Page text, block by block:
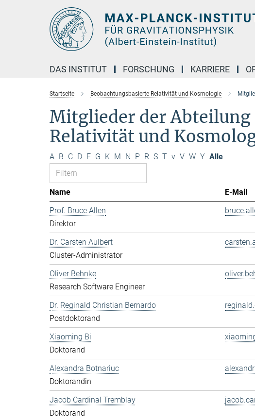
DAS INSTITUT FORSCHUNG KARRIERE
Startseite Beobachtungsbasierte Relativität und Kosmologie
Mitglieder der Abteilung
Relativität und
A B C D F G K M N P R S T v V W Y Alle
Name E-Mail
Prof. Bruce Allen
Direktor
Dr. Carsten Aulbert
Cluster-Administrator
Oliver Behnke
Research Software Engineer
Dr. Reginald Christian Bernardo
Postdoktorand
Xiaoming Bi
Doktorand
Alexandra Botnariuc
Doktorandin
Jacob Cardinal Tremblay
Doktorand